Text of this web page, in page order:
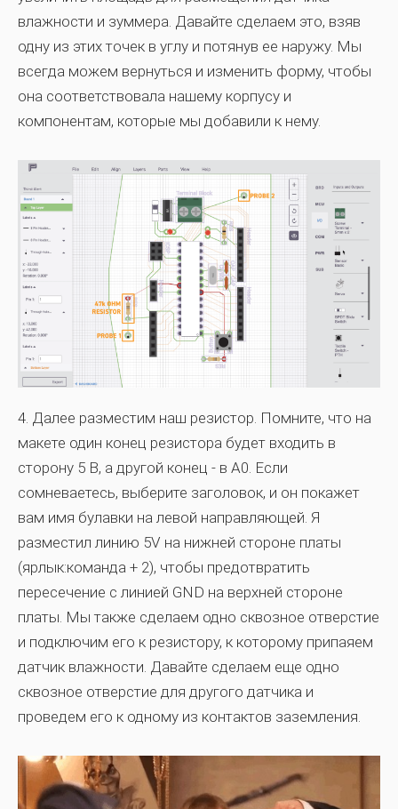
влажности и зуммера. Давайте сделаем это, взяв
одну из этих точек в углу и потянув ее наружу. Мы
всегда можем вернуться и изменить форму, чтобы
она соответствовала нашему корпусу и
компонентам, которые мы добавили к нему.
4. Далее разместим наш резистор. Помните, что на
макете один конец резистора будет входить в
сторону 5 В, а другой конец - в A0. Если
сомневаетесь, выберите заголовок, и он покажет
вам имя булавки на левой направляющей. Я
разместил линию 5V на нижней стороне платы
(ярлык:команда + 2), чтобы предотвратить
пересечение с линией GND на верхней стороне
платы. Мы также сделаем одно сквозное отверстие
и подключим его к резистору, к которому припаяем
датчик влажности. Давайте сделаем еще одно
сквозное отверстие для другого датчика и
проведем его к одному из контактов заземления.